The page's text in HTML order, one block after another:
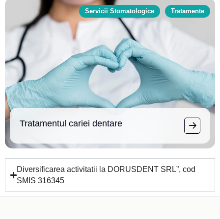
Servicii Stomatologice Tratamente
Tratamentul cariei dentare
Diversificarea activitatii la DORUSDENT SRL”, cod
SMIS 316345